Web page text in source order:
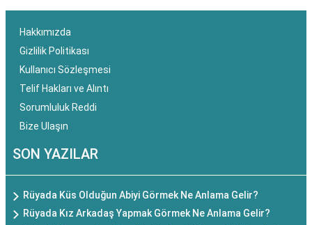
Hakkımızda
Gizlilik Politikası
Kullanıcı Sözleşmesi
Telif Hakları ve Alıntı
Sorumluluk Reddi
Bize Ulaşın
SON YAZILAR
Rüyada Küs Olduğun Abiyi Görmek Ne Anlama Gelir?
Rüyada Kız Arkadaş Yapmak Görmek Ne Anlama Gelir?